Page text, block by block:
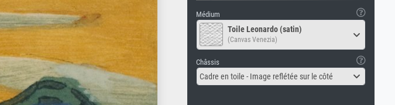
Médium
Toile Leonardo (satin)
(Canvas Venezia)
Châssis
Cadre en toile - Image reflétée sur le côté